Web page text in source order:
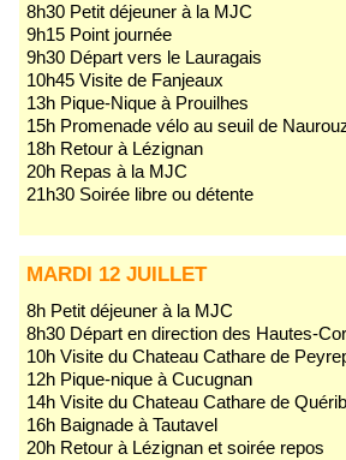
8h30 Petit déjeuner à la MJC
9h15 Point journée
9h30 Départ vers le Lauragais
10h45 Visite de Fanjeaux
13h Pique-Nique à Prouilhes
15h Promenade vélo au seuil de
18h Retour à Lézignan
20h Repas à la MJC
21h30 Soirée libre ou détente
MARDI 12 JUILLET
8h Petit déjeuner à la MJC
8h30 Départ en direction des Hautes-
10h Visite du Chateau Cathare de
12h Pique-nique à Cucugnan
14h Visite du Chateau Cathare de
16h Baignade à Tautavel
20h Retour à Lézignan et soirée repos